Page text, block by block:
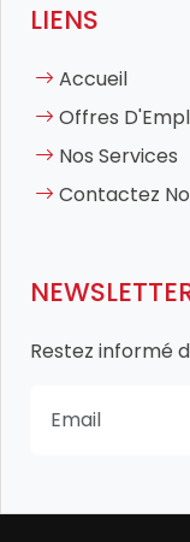
LIENS
Accueil
Offres
Nos Services
Contactez
Restez informé